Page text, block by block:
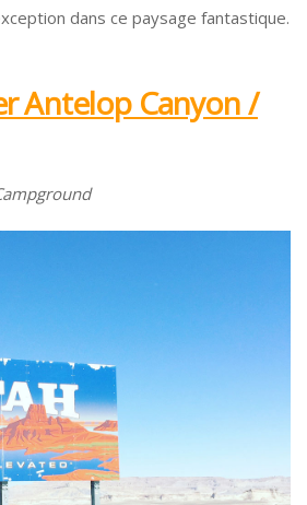
dans ce paysage fantastique.
Antelop Canyon /